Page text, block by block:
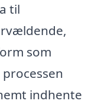
til
som
indhente